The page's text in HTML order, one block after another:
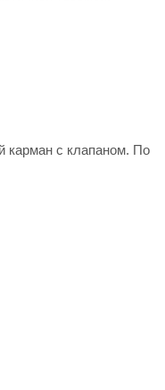
карман с клапаном. По